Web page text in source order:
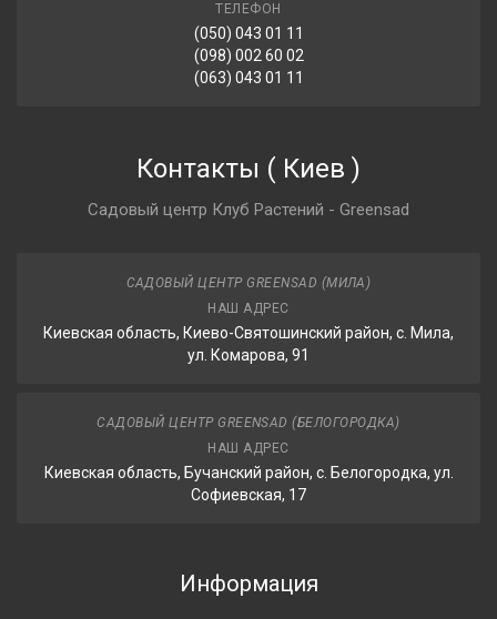
ТЕЛЕФОН
(050) 043 01 11
(098) 002 60 02
(063) 043 01 11
Контакты ( Киев )
Садовый центр Клуб Растений - Greensad
САДОВЫЙ ЦЕНТР GREENSAD (МИЛА)
НАШ АДРЕС
Киевская область, Киево-Святошинский район, с. Мила,
ул. Комарова, 91
САДОВЫЙ ЦЕНТР GREENSAD (БЕЛОГОРОДКА)
НАШ АДРЕС
Киевская область, Бучанский район, с. Белогородка, ул.
Софиевская, 17
Информация